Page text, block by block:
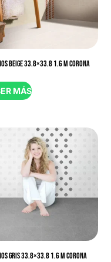
BEIGE 33.8×33.8 1.6 M CORONA
MÁS
GRIS 33.8×33.8 1.6 M CORONA